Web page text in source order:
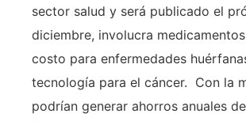
sector salud y será publicado el
diciembre, involucra
costo para enfermedades
tecnología para el cáncer. Con la
podrían generar ahorros anuales